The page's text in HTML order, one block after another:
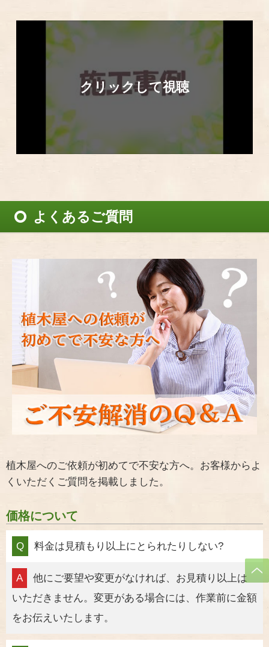
よくあるご質問
植木屋へのご依頼が初めてで不安な方へ。お客様からよ
くいただくご質問を掲載しました。
価格について
Q 料金は見積もり以上にとられたりしない?
A
他にご要望や変更がなければ、お見積り以上は
いただきません。変更がある場合には、作業前に金額
をお伝えいたします。